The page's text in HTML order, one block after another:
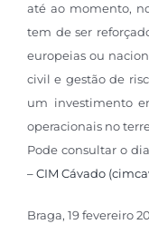
até ao momento,
tem de ser
europeias ou
civil e gestão de
um investimento
operacionais no
Pode consultar o
– CIM Cávado
Braga, 19 fevereiro